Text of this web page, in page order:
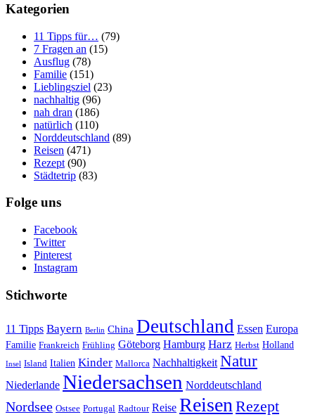
Kategorien
11 Tipps für… (79)
7 Fragen an (15)
Ausflug (78)
Familie (151)
Lieblingsziel (23)
nachhaltig (96)
nah dran (186)
natürlich (110)
Norddeutschland (89)
Reisen (471)
Rezept (90)
Städtetrip (83)
Folge uns
Facebook
Twitter
Pinterest
Instagram
Stichworte
11 Tipps Bayern Berlin China Deutschland Essen Europa
Familie Frankreich Frühling Göteborg Hamburg Harz Herbst Holland
Insel Island Italien Kinder Mallorca Nachhaltigkeit Natur
Niederlande Niedersachsen Norddeutschland
Nordsee Ostsee Portugal Radtour Reise ReisenRezept